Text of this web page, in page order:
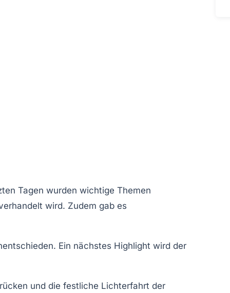
Tagen wurden wichtige Themen
wird. Zudem gab es
Ein nächstes Highlight wird der
und die festliche Lichterfahrt der